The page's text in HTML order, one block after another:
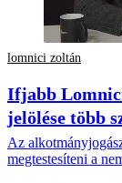
lomnici zoltán
Ifjabb
jelölése több
Az
megtestesíteni a